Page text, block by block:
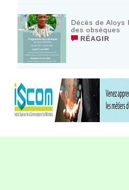
Décès de Aloys
des obsèques
RÉAGIR